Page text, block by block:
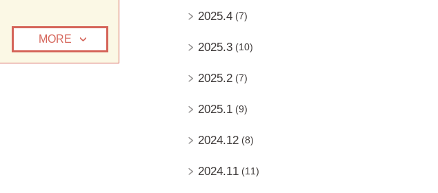
MORE
2025.4 (7)
2025.3 (10)
2025.2 (7)
2025.1 (9)
2024.12 (8)
2024.11 (11)